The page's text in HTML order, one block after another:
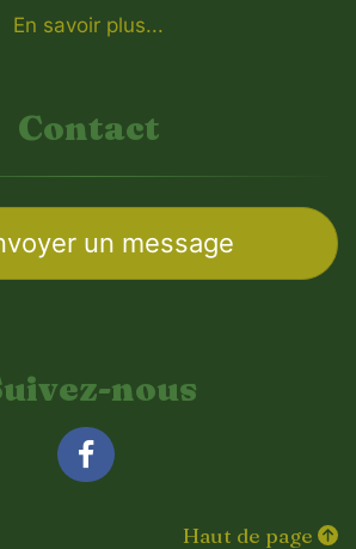
En savoir plus...
Contact
un message
nous
Haut de page